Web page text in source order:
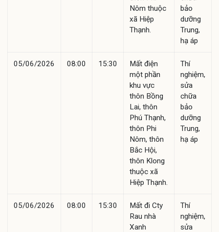
Nôm thuộc
xã Hiệp
Thạnh.
bảo
dưỡng
Trung,
hạ áp
05/06/2026 08:00 15:30
Mất điện
một phần
khu vực
thôn Bồng
Lai, thôn
Phú Thạnh,
thôn Phi
Nôm, thôn
Bắc Hội,
thôn Klong
thuộc xã
Hiệp Thạnh.
Thí
nghiệm,
sửa
chữa
bảo
dưỡng
Trung,
hạ áp
05/06/2026 08:00 15:30
Mất đi Cty
Rau nhà
Xanh
Thí
nghiệm,
sửa